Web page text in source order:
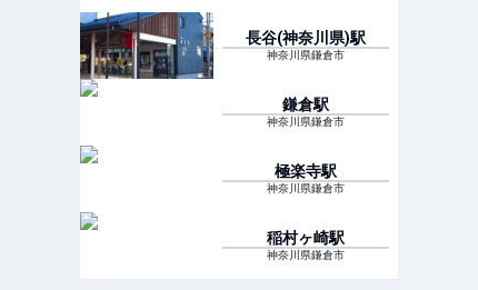
長谷(神奈川県)駅
神奈川県鎌倉市
鎌倉駅
神奈川県鎌倉市
極楽寺駅
神奈川県鎌倉市
稲村ヶ崎駅
神奈川県鎌倉市